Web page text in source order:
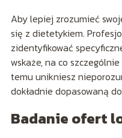
Aby lepiej zrozumieć
się z dietetykiem.
zidentyfikować
wskaże, na co
temu unikniesz
dokładnie dopasowaną
Badanie ofert